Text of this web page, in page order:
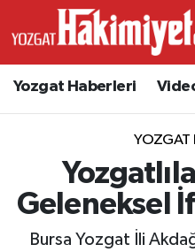
Yozgat Haberleri
YOZGAT
Geleneksel
Bursa Yozgat İli